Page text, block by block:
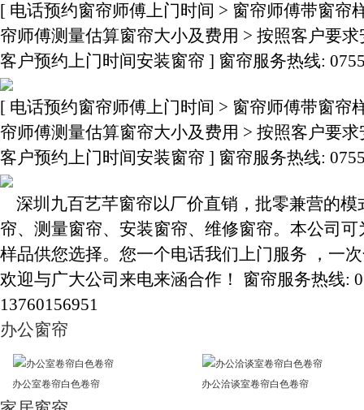
[ 电话预约窗帘师傅上门时间 > 窗帘师傅带窗帘
帘师傅测量估算窗帘大小及费用 > 按照客户要
客户预约上门时间安装窗帘 ] 窗帘服务热线:
[ 电话预约窗帘师傅上门时间 > 窗帘师傅带窗帘
帘师傅测量估算窗帘大小及费用 > 按照客户要
客户预约上门时间安装窗帘 ] 窗帘服务热线:
深圳九百艺芊窗帘以厂价直销，批零兼营的模
帘、测量窗帘、安装窗帘、维修窗帘。本公司
样品供您选择。您一个电话我们上门服务 ，一
欢迎与广大公司来电来涵合作！ 窗帘服务热线:
13760156951
办公窗帘
办公室卷帘白色卷帘 办公洽谈室卷帘白色卷帘